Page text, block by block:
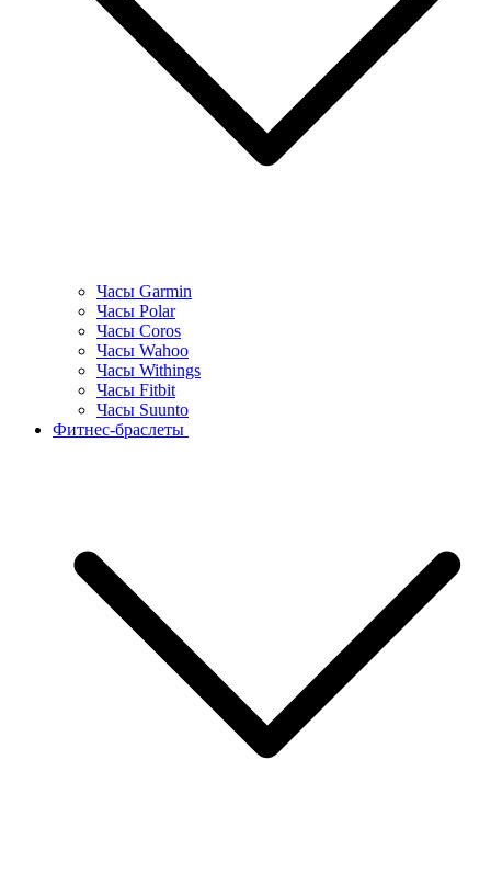
Часы Garmin
Часы Polar
Часы Coros
Часы Wahoo
Часы Withings
Часы Fitbit
Часы Suunto
Фитнес-браслеты